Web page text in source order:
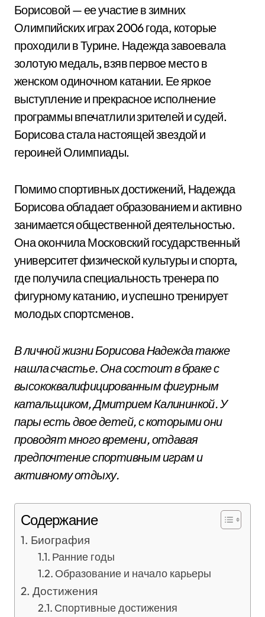
Борисовой — ее участие в зимних
Олимпийских играх 2006 года, которые
проходили в Турине. Надежда завоевала
золотую медаль, взяв первое место в
женском одиночном катании. Ее яркое
выступление и прекрасное исполнение
программы впечатлили зрителей и судей.
Борисова стала настоящей звездой и
героиней Олимпиады.
Помимо спортивных достижений, Надежда
Борисова обладает образованием и активно
занимается общественной деятельностью.
Она окончила Московский государственный
университет физической культуры и спорта,
где получила специальность тренера по
фигурному катанию, и успешно тренирует
молодых спортсменов.
В личной жизни Борисова Надежда также
нашла счастье. Она состоит в браке с
высококвалифицированным фигурным
катальщиком, Дмитрием Калининкой. У
пары есть двое детей, с которыми они
проводят много времени, отдавая
предпочтение спортивным играм и
активному отдыху.
Содержание
Биография
Ранние годы
Образование и начало карьеры
Достижения
Спортивные достижения